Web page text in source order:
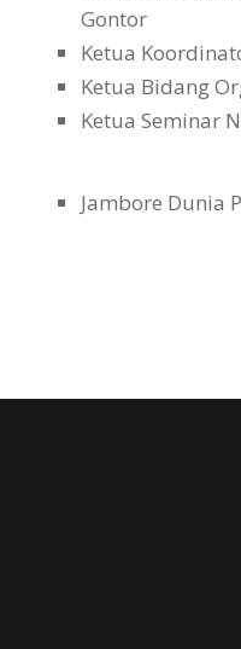
Gontor
Ketua
Ketua Bidang
Ketua Seminar
Jambore Dunia